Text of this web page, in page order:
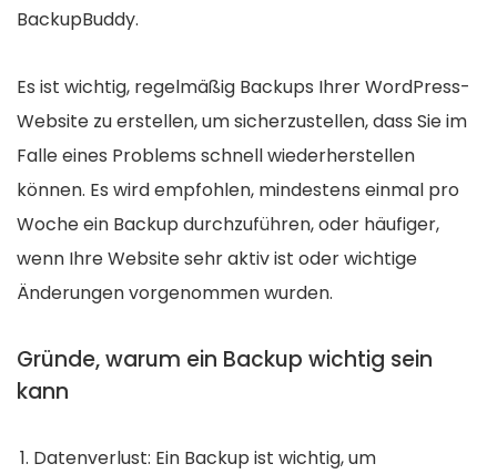
BackupBuddy.
Es ist wichtig, regelmäßig Backups Ihrer WordPress-
Website zu erstellen, um sicherzustellen, dass Sie im
Falle eines Problems schnell wiederherstellen
können. Es wird empfohlen, mindestens einmal pro
Woche ein Backup durchzuführen, oder häufiger,
wenn Ihre Website sehr aktiv ist oder wichtige
Änderungen vorgenommen wurden.
Gründe, warum ein Backup wichtig sein
kann
Datenverlust: Ein Backup ist wichtig, um